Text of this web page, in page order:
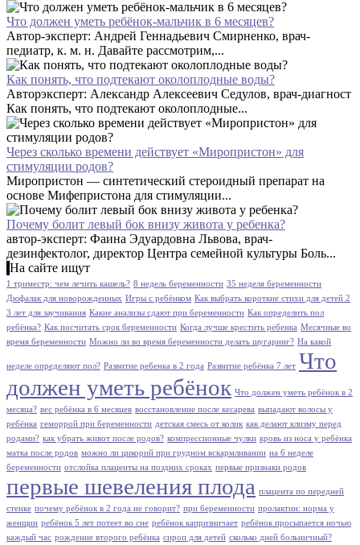
Что должен уметь ребёнок-мальчик в 6 месяцев?
Автор-эксперт: Андрей Геннадьевич Смирненко, врач-
педиатр, к. м. н. Давайте рассмотрим,...
Как понять, что подтекают околоплодные воды?
Авторэксперт: Александр Алексеевич Седулов, врач-диагност
Как понять, что подтекают околоплодные...
Через сколько времени действует «Миропристон» для
стимуляции родов?
Миропристон — синтетический стероидный препарат на
основе Мифепристона для стимуляции...
Почему болит левый бок внизу живота у ребенка?
автор-эксперт: Фаина Эдуардовна Львова, врач-
дезинфектолог, директор Центра семейной культуры Боль...
На сайте ищут
1 триместр: чем лечить кашель? 8 недель беременности 35 неделя беременности
Дюфалак для новорожденных Игры с ребёнком Как выбрать короткие стихи для детей 2
3 лет для заучивания Какие анализы сдают при беременности Как определить пол
ребёнка? Как посчитать срок беременности Когда лучше крестить ребенка Месячные во
время беременности Можно ли во время беременности делать шугаринг? На какой
неделе определяют пол? Развитие ребенка в 2 года Развитие ребёнка 7 лет Что
должен уметь ребёнок Что должен уметь ребёнок в 2
месяца? вес ребёнка в 6 месяцев восстановление после кесарева выпадают волосы у
ребёнка геморрой при беременности детская смесь от колик как делают клизму перед
родами? как убрать живот после родов? компрессионные чулки кровь из носа у ребёнка
матка после родов можно ли цикорий при грудном вскармливании на 6 неделе
беременности отслойка плаценты на поздних сроках первые признаки родов
первые шевеления плода плацента по передней
стенке почему ребёнок в 2 года не говорит? при беременности пролактин: норма у
женщин ребёнок 5 лет потеет во сне ребёнок капризничает ребёнок просыпается ночью
каждый час рождение второго ребёнка сироп для детей сколько дней больничный?